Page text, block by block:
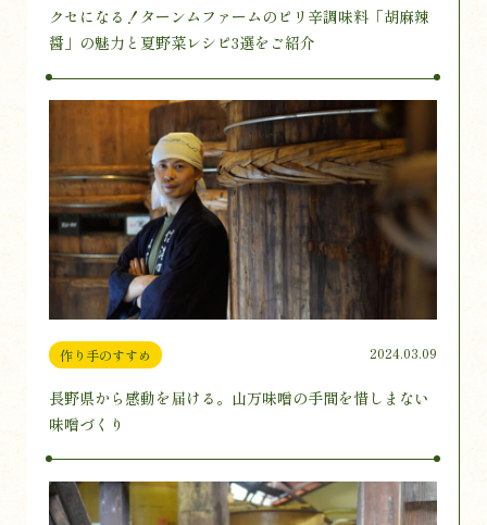
クセになる！ターンムファームのピリ辛調味料「胡麻辣
醤」の魅力と夏野菜レシピ3選をご紹介
作り手のすすめ 2024.03.09
長野県から感動を届ける。山万味噌の手間を惜しまない
味噌づくり